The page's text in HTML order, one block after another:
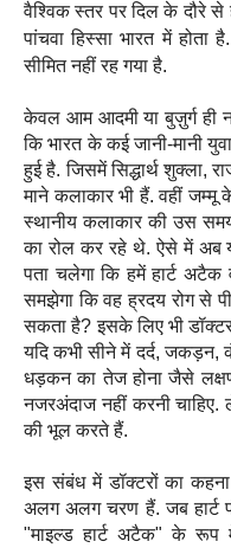
वैश्विक स्तर पर दिल के दौरे से
पांचवा हिस्सा भारत में होता
सीमित नहीं रह गया है.
केवल आम आदमी या बुज़ुर्ग ही
कि भारत के कई जानी-मानी
हुई है. जिसमें सिद्धार्थ शुक्ला,
माने कलाकार भी हैं. वहीं जम्मू
स्थानीय कलाकार की उस समय
का रोल कर रहे थे. ऐसे में अब
पता चलेगा कि हमें हार्ट अटैक
समझेगा कि वह ह्रदय रोग से
सकता है? इसके लिए भी
यदि कभी सीने में दर्द, जकड़न,
धड़कन का तेज होना जैसे
नजरअंदाज नहीं करनी
की भूल करते हैं.
इस संबंध में डॉक्टरों का
अलग अलग चरण हैं. जब हार्ट
"माइल्ड हार्ट अटैक" के रूप